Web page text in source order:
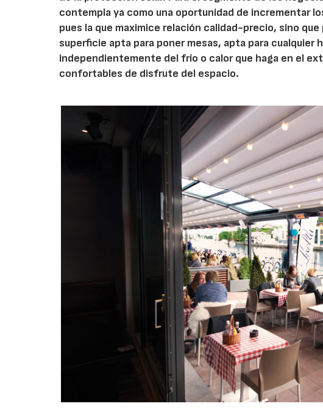
contempla ya como una oportunidad de incrementar
pues la que maximice relación calidad-precio, sino
superficie apta para poner mesas, apta para
independientemente del frío o calor que haga en el
confortables de disfrute del espacio.